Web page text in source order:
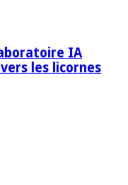
IA
les licornes